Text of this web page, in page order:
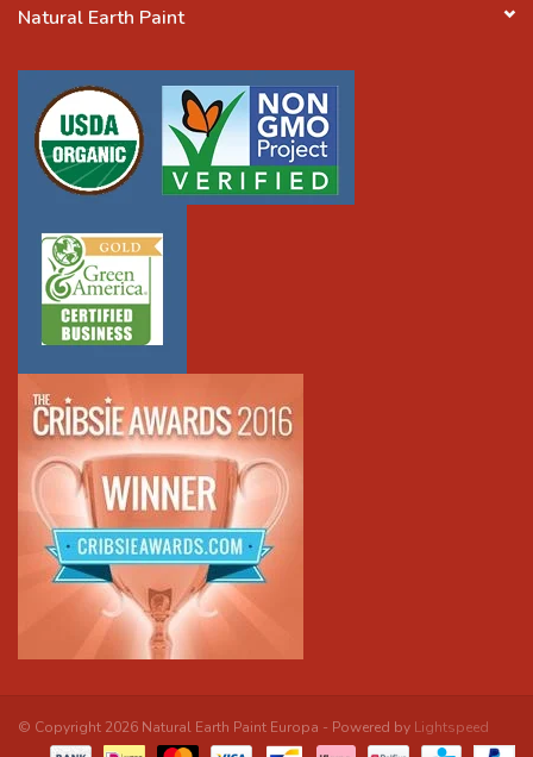
Natural Earth Paint
© Copyright 2026 Natural Earth Paint Europa - Powered by Lightspeed